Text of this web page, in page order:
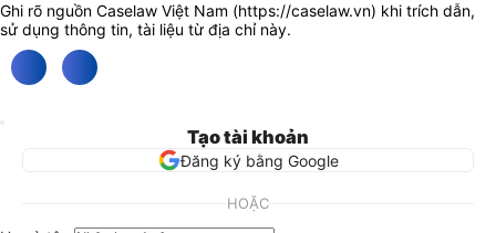
Ghi rõ nguồn Caselaw Việt Nam (https://caselaw.vn) khi trích dẫn,
sử dụng thông tin, tài liệu từ địa chỉ này.
Tạo tài khoản
Đăng ký bằng Google
HOẶC